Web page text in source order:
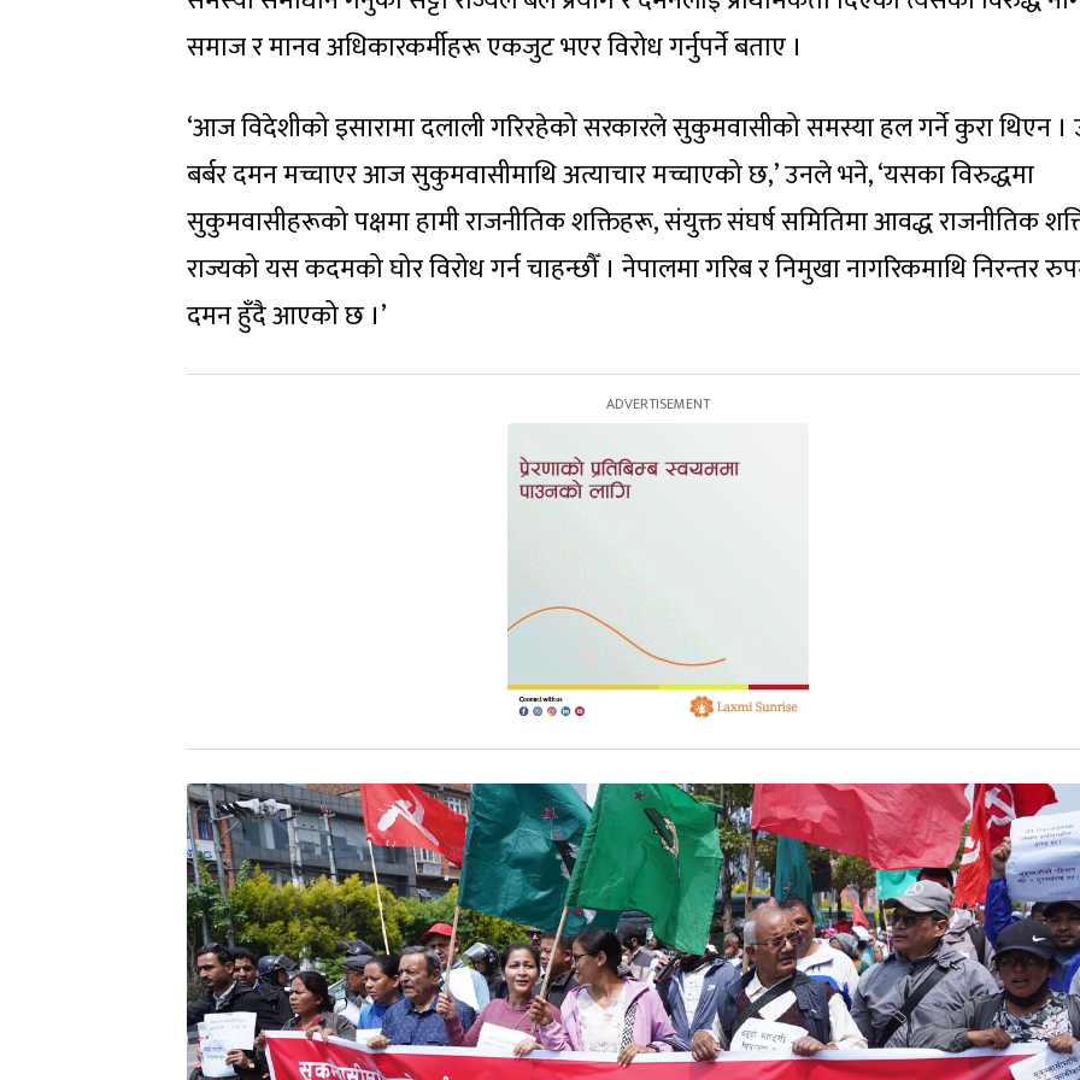
समाज र मानव अधिकारकर्मीहरू एकजुट भएर विरोध गर्नुपर्ने बताए ।
‘आज विदेशीको इसारामा दलाली गरिरहेको सरकारले सुकुमवासीको समस्या हल गर्ने कुरा थिएन
बर्बर दमन मच्चाएर आज सुकुमवासीमाथि अत्याचार मच्चाएको छ,’ उनले भने, ‘यसका विरुद्धमा
सुकुमवासीहरूको पक्षमा हामी राजनीतिक शक्तिहरू, संयुक्त संघर्ष समितिमा आवद्ध राजनीतिक
राज्यको यस कदमको घोर विरोध गर्न चाहन्छौँ । नेपालमा गरिब र निमुखा नागरिकमाथि निरन्तर
दमन हुँदै आएको छ ।’